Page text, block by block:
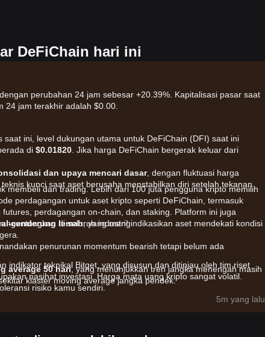
DeFiChain hari ini
perubahan 24 jam sebesar +20.39%. Kapitalisasi pasar saat
24 jam terakhir adalah $0.00.
ini, level dukungan utama untuk DeFiChain (DFI) saat ini
di $0.01820 . Jika harga DeFiChain bergerak keluar dari
dan upaya mencari dasar, dengan fluktuasi harga
kunci saat aset berusaha menstabilkan diri setelah tekanan
cenderung lemah, yang mengindikasikan aset mendekati kondisi
penurunan momentum bearish tetapi belum ada
average 50 hari, yang menunjukkan tren jangka menengah masih
klaster moving average jangka pendek.
membeli dan trading. Lebih dari 100 juta pengguna kripto memilih
perdagangan untuk aset kripto seperti DeFiChain, termasuk
perdagangan on-chain, dan staking. Platform ini juga
di seluruh industri!
indikator teknikal Bitget, yang disusun dan ditinjau oleh tim riset
nasihat investasi. Harga mata uang kripto sangat volatil.
risiko kamu sendiri.
5m yang lalu